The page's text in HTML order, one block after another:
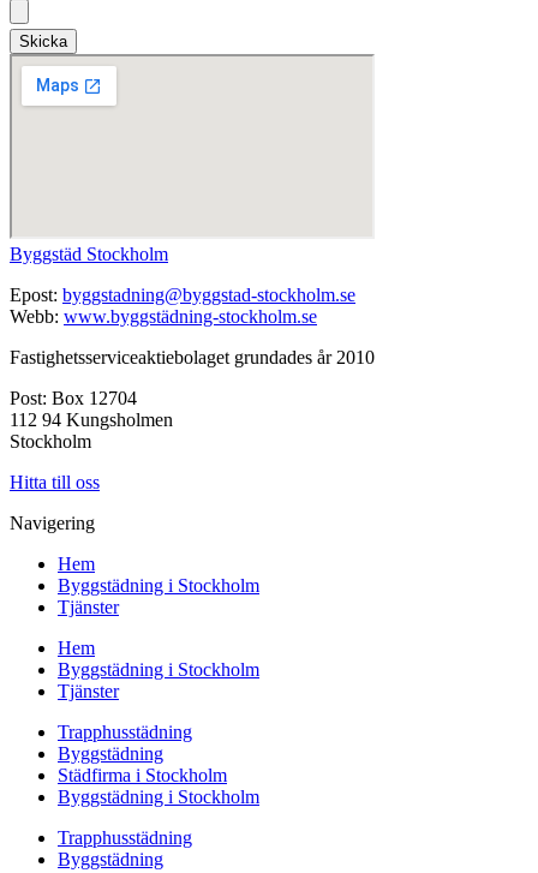
Skicka
Byggstäd Stockholm
Epost: byggstadning@byggstad-stockholm.se
Webb: www.byggstädning-stockholm.se
Fastighetsserviceaktiebolaget grundades år 2010
Post: Box 12704
112 94 Kungsholmen
Stockholm
Hitta till oss
Navigering
Hem
Byggstädning i Stockholm
Tjänster
Hem
Byggstädning i Stockholm
Tjänster
Trapphusstädning
Byggstädning
Städfirma i Stockholm
Byggstädning i Stockholm
Trapphusstädning
Byggstädning